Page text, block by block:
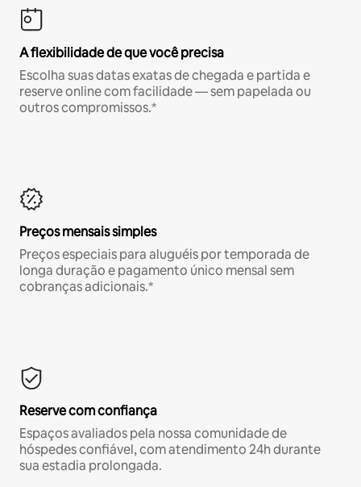
A flexibilidade de que você precisa
Escolha suas datas exatas de chegada e partida e
reserve online com facilidade — sem papelada ou
outros compromissos.*
Preços mensais simples
Preços especiais para aluguéis por temporada de
longa duração e pagamento único mensal sem
cobranças adicionais.*
Reserve com confiança
Espaços avaliados pela nossa comunidade de
hóspedes confiável, com atendimento 24h durante
sua estadia prolongada.